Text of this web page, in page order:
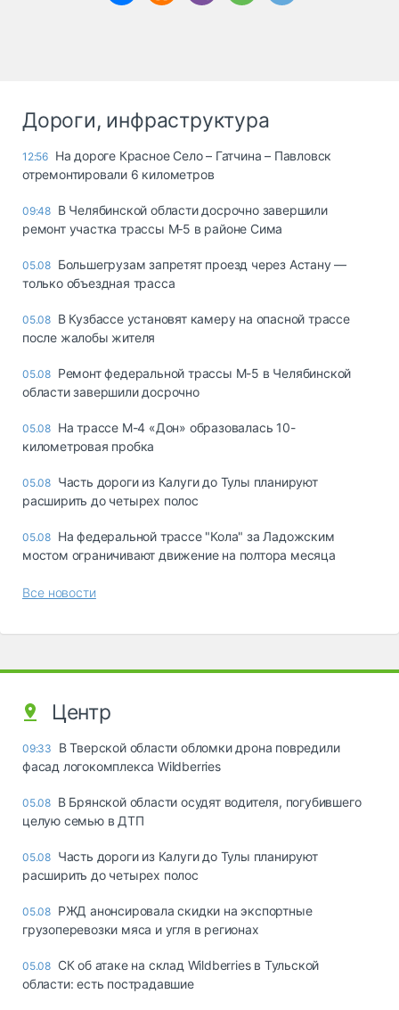
Дороги, инфраструктура
12:56 На дороге Красное Село – Гатчина – Павловск
отремонтировали 6 километров
09:48 В Челябинской области досрочно завершили
ремонт участка трассы М‑5 в районе Сима
05.08 Большегрузам запретят проезд через Астану —
только объездная трасса
05.08 В Кузбассе установят камеру на опасной трассе
после жалобы жителя
05.08 Ремонт федеральной трассы М-5 в Челябинской
области завершили досрочно
05.08 На трассе М-4 «Дон» образовалась 10-
километровая пробка
05.08 Часть дороги из Калуги до Тулы планируют
расширить до четырех полос
05.08 На федеральной трассе "Кола" за Ладожским
мостом ограничивают движение на полтора месяца
Все новости
Центр
09:33
В Тверской области обломки дрона повредили
фасад логокомплекса Wildberries
05.08 В Брянской области осудят водителя, погубившего
целую семью в ДТП
05.08 Часть дороги из Калуги до Тулы планируют
расширить до четырех полос
05.08 РЖД анонсировала скидки на экспортные
грузоперевозки мяса и угля в регионах
05.08 СК об атаке на склад Wildberries в Тульской
области: есть пострадавшие